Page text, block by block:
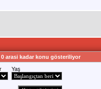
arasi kadar konu gösteriliyor
Yaş